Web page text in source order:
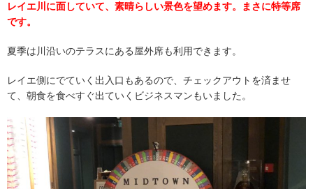
レイエ川に面していて、素晴らしい景色を望めます。まさに特等席
です。
夏季は川沿いのテラスにある屋外席も利用できます。
レイエ側にでていく出入口もあるので、チェックアウトを済ませ
て、朝食を食べすぐ出ていくビジネスマンもいました。